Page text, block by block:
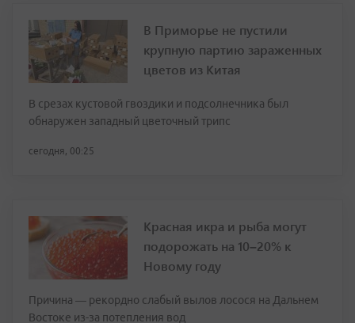
В Приморье не пустили
крупную партию зараженных
цветов из Китая
В срезах кустовой гвоздики и подсолнечника был
обнаружен западный цветочный трипс
сегодня, 00:25
Красная икра и рыба могут
подорожать на 10–20% к
Новому году
Причина — рекордно слабый вылов лосося на Дальнем
Востоке из-за потепления вод